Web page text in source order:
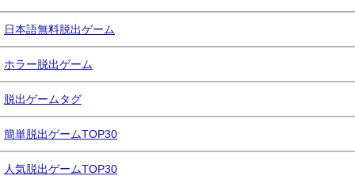
日本語無料脱出ゲーム
ホラー脱出ゲーム
脱出ゲームタグ
簡単脱出ゲームTOP30
人気脱出ゲームTOP30